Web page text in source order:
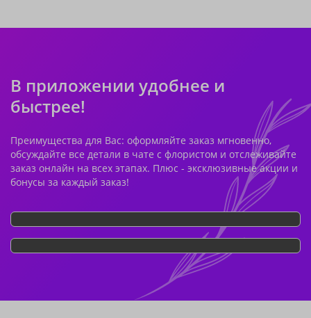
В приложении удобнее и
быстрее!
Преимущества для Вас: оформляйте заказ мгновенно,
обсуждайте все детали в чате с флористом и отслеживайте
заказ онлайн на всех этапах. Плюс - эксклюзивные акции и
бонусы за каждый заказ!